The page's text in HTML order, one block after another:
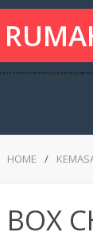
murah bandung
BILA
HOME /
BOX